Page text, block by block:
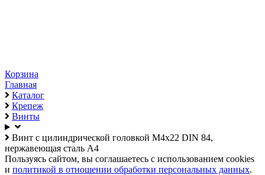
Корзина
Главная
Каталог
Крепеж
Винты
Винт с цилиндрической головкой М4х22 DIN 84,
нержавеющая сталь А4
Пользуясь сайтом, вы соглашаетесь с использованием cookies
и политикой в отношении обработки персональных данных.